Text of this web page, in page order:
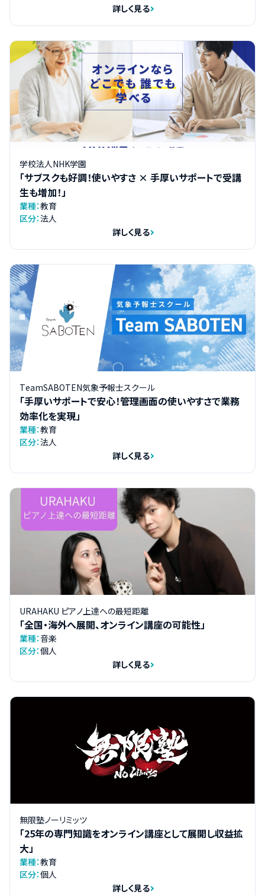
詳しく見る
学校法人NHK学園
「サブスクも好調！使いやすさ × 手厚いサポートで受講
生も増加！」
業種：教育
区分：法人
詳しく見る
TeamSABOTEN気象予報士スクール
「手厚いサポートで安心！管理画面の使いやすさで業務
効率化を実現」
業種：教育
区分：法人
詳しく見る
URAHAKU ピアノ上達への最短距離
「全国・海外へ展開、オンライン講座の可能性」
業種：音楽
区分：個人
詳しく見る
無限塾ノーリミッツ
「25年の専門知識をオンライン講座として展開し収益拡
大」
業種：教育
区分：個人
詳しく見る